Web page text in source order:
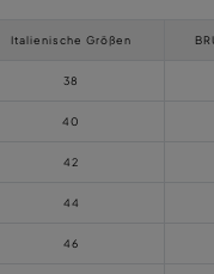
Italienische Größen
38
40
42
44
46